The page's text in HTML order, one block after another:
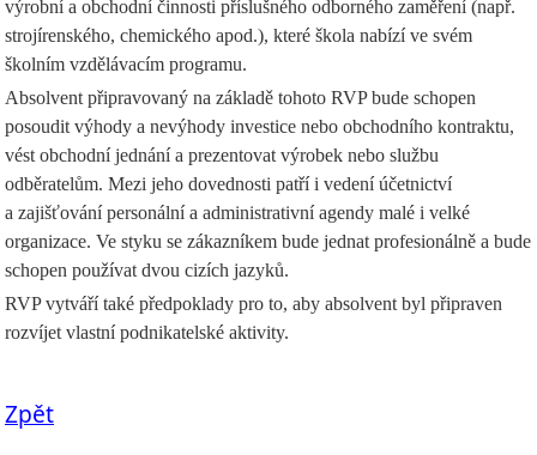
výrobní a obchodní činnosti příslušného odborného zaměření (např.
strojírenského, chemického apod.), které škola nabízí ve svém
školním vzdělávacím programu.
Absolvent připravovaný na základě tohoto RVP bude schopen
posoudit výhody a nevýhody investice nebo obchodního kontraktu,
vést obchodní jednání a prezentovat výrobek nebo službu
odběratelům. Mezi jeho dovednosti patří i vedení účetnictví
a zajišťování personální a administrativní agendy malé i velké
organizace. Ve styku se zákazníkem bude jednat profesionálně a bude
schopen používat dvou cizích jazyků.
RVP vytváří také předpoklady pro to, aby absolvent byl připraven
rozvíjet vlastní podnikatelské aktivity.
Zpět